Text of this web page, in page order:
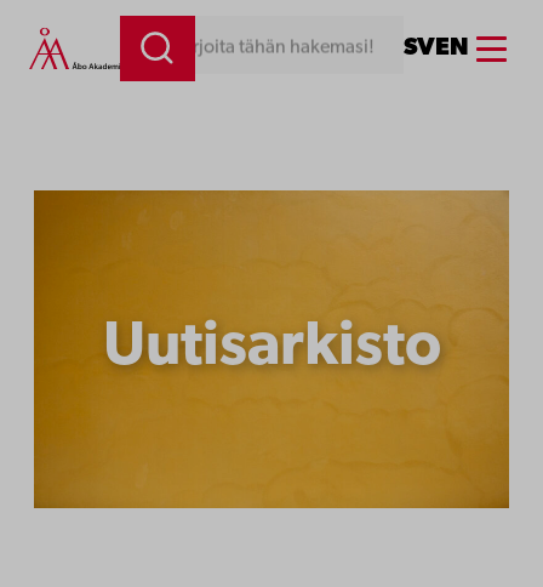
Siirry
sisältöön
Kirjoita tähän hakemasi! SVEN Menu
Uutisarkisto